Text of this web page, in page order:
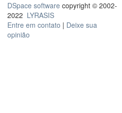
DSpace software copyright © 2002-
2022 LYRASIS
Entre em contato | Deixe sua
opinião